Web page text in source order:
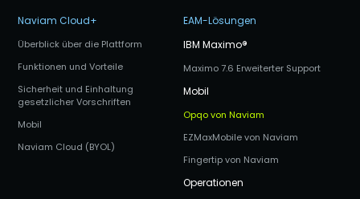
Naviam Cloud+
Überblick über die Plattform
Funktionen und Vorteile
Sicherheit und Einhaltung
gesetzlicher Vorschriften
Mobil
Naviam Cloud (BYOL)
EAM-Lösungen
IBM Maximo®
Maximo 7.6 Erweiterter Support
Mobil
Opqo von Naviam
EZMaxMobile von Naviam
Fingertip von Naviam
Operationen